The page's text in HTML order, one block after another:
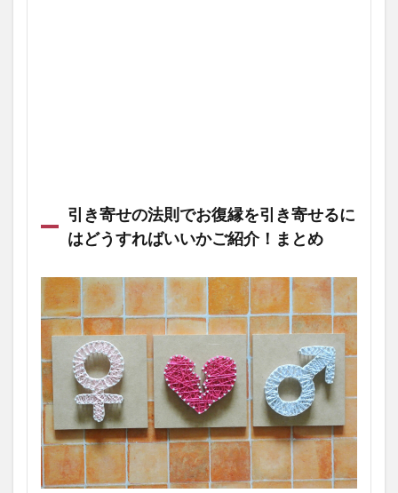
引き寄せの法則でお復縁を引き寄せるに
はどうすればいいかご紹介！まとめ